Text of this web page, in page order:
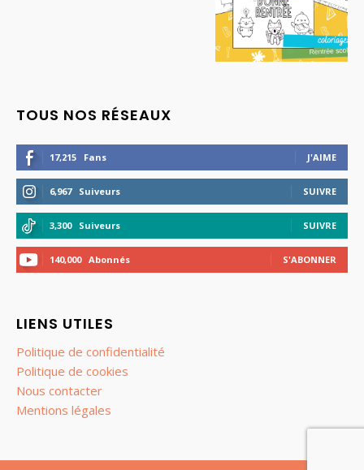
TOUS NOS RÉSEAUX
17,215 Fans J'AIME
6,967 Suiveurs SUIVRE
3,300 Suiveurs SUIVRE
140,000 Abonnés S'ABONNER
LIENS UTILES
Politique de confidentialité
Politique de cookies
Nous contacter
Mentions légales